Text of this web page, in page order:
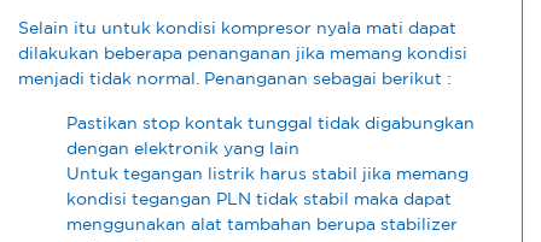
Selain itu untuk kondisi kompresor nyala mati dapat
dilakukan beberapa penanganan jika memang kondisi
menjadi tidak normal. Penanganan sebagai berikut :
Pastikan stop kontak tunggal tidak digabungkan
dengan elektronik yang lain
Untuk tegangan listrik harus stabil jika memang
kondisi tegangan PLN tidak stabil maka dapat
menggunakan alat tambahan berupa stabilizer